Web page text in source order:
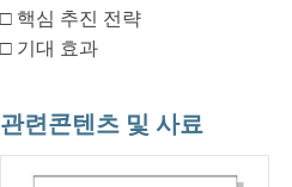
□ 핵심 추진 전략
□ 기대 효과
관련콘텐츠 및 사료